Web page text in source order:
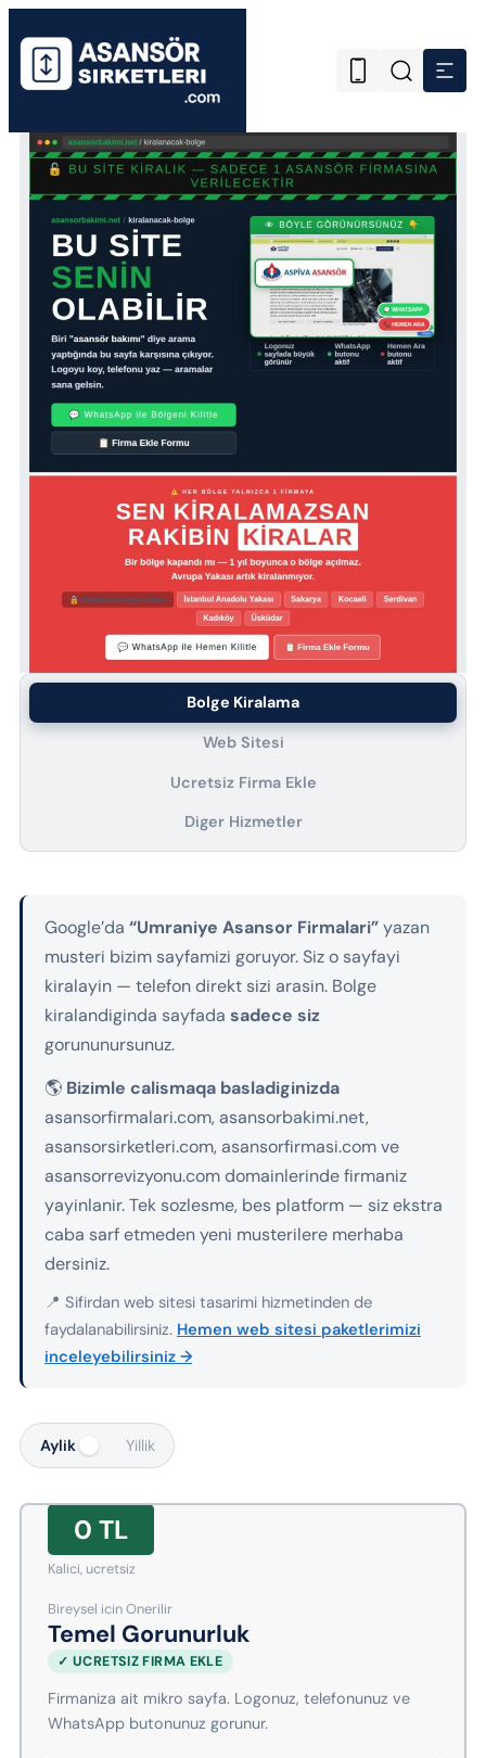
Bolge Kiralama
Web Sitesi
Ucretsiz Firma Ekle
Diger Hizmetler
Google’da “Umraniye Asansor Firmalari”yazan
musteri bizim sayfamizi goruyor. Siz o sayfayi
kiralayin — telefon direkt sizi arasin. Bolge
kiralandiginda sayfada sadece siz
gorununursunuz.
🌎 Bizimle calismaqa basladiginizda
asansorfirmalari.com, asansorbakimi.net,
asansorsirketleri.com, asansorfirmasi.com ve
asansorrevizyonu.com domainlerinde firmaniz
yayinlanir. Tek sozlesme, bes platform — siz ekstra
caba sarf etmeden yeni musterilere merhaba
dersiniz.
📍 Sifirdan web sitesi tasarimi hizmetinden de
faydalanabilirsiniz. Hemen web sitesi paketlerimizi
inceleyebilirsiniz →
Aylik Yillik
0 TL
Kalici, ucretsiz
Bireysel icin Onerilir
Temel Gorunurluk
✓ UCRETSIZ FIRMA EKLE
Firmaniza ait mikro sayfa. Logonuz, telefonunuz ve
WhatsApp butonunuz gorunur.